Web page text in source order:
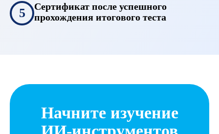
5
Сертификат после успешного
прохождения итогового теста
Начните изучение